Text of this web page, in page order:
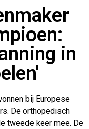
in
bij Europese
De orthopedisch
tweede keer mee. De